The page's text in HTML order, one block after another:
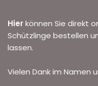
Hierkönnen Sie direkt
Schützlinge bestellen
lassen.
Vielen Dank im Namen